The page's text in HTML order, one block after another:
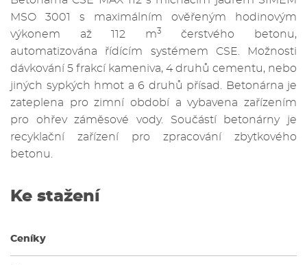
MSO 3001 s maximálním ověřeným hodinovým
výkonem až 112 m3
čerstvého betonu,
automatizována řídícím systémem CSE. Možnosti
dávkování 5 frakcí kameniva, 4 druhů cementu, nebo
jiných sypkých hmot a 6 druhů přísad. Betonárna je
zateplena pro zimní období a vybavena zařízením
pro ohřev záměsové vody. Součástí betonárny je
recyklační zařízení pro zpracování zbytkového
betonu.
Ke stažení
Ceníky